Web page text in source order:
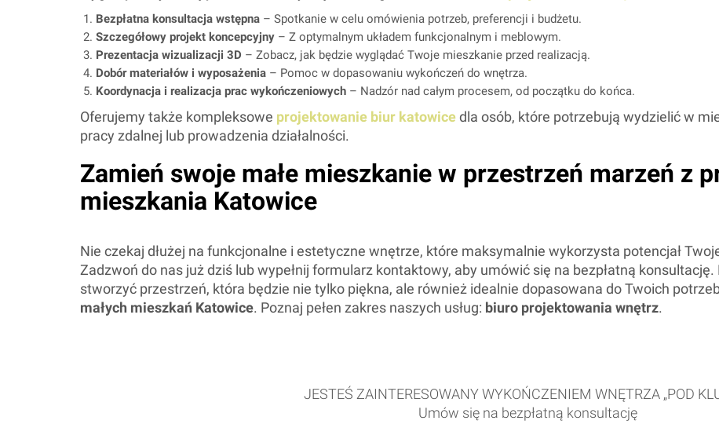
Bezpłatna konsultacja wstępna – Spotkanie w celu omówienia potrzeb, preferencji i budżetu.
Szczegółowy projekt koncepcyjny – Z optymalnym układem funkcjonalnym i meblowym.
Prezentacja wizualizacji 3D – Zobacz, jak będzie wyglądać Twoje mieszkanie przed realizacją.
Dobór materiałów i wyposażenia – Pomoc w dopasowaniu wykończeń do wnętrza.
Koordynacja i realizacja prac wykończeniowych – Nadzór nad całym procesem, od początku do końca.
Oferujemy także kompleksowe projektowanie biur katowicedla osób, które potrzebują wydzielić w
pracy zdalnej lub prowadzenia działalności.
Zamień swoje małe mieszkanie w przestrzeń marzeń z
mieszkania Katowice
Nie czekaj dłużej na funkcjonalne i estetyczne wnętrze, które maksymalnie wykorzysta potencjał
Zadzwoń do nas już dziś lub wypełnij formularz kontaktowy, aby umówić się na bezpłatną
stworzyć przestrzeń, która będzie nie tylko piękna, ale również idealnie dopasowana do Twoich
małych mieszkań Katowice. Poznaj pełen zakres naszych usług: biuro projektowania wnętrz.
JESTEŚ ZAINTERESOWANY WYKOŃCZENIEM WNĘTRZA „POD
Umów się na bezpłatną konsultację